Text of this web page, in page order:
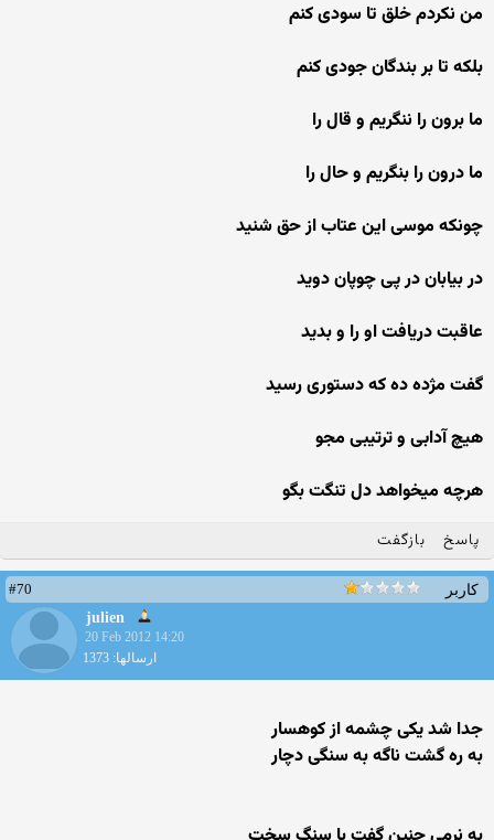
من نکردم خلق تا سودی کنم
بلکه تا بر بندگان جودی کنم
ما برون را ننگریم و قال را
ما درون را بنگریم و حال را
چونکه موسی این عتاب از حق شنید
در بیابان در پی چوپان دوید
عاقبت دریافت او را و بدید
گفت مژده ده که دستوری رسید
هیچ آدابی و ترتیبی مجو
هرچه میخواهد دل تنگت بگو
پاسخ بازگفت
کاربر
#70
julien
20 Feb 2012 14:20
ارسالها: 1373
جدا شد یكی چشمه از كوهسار
به ره گشت ناگه به سنگی دچار